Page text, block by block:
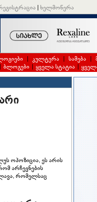
| ხელმოწერა
| კულტურა | სამება |
| ბლოგები | ყველა სტატია |
ოპოზიცია, ეს არის
არჩევნების
რომელსაც